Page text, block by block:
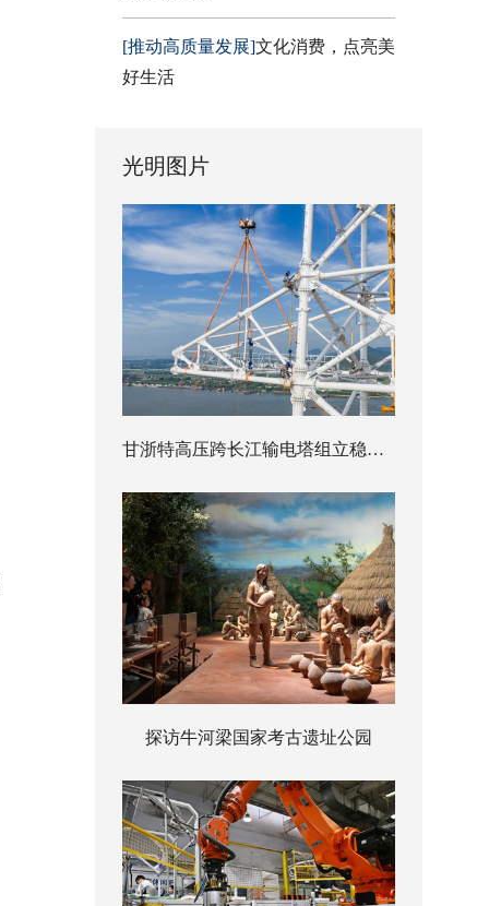
[推动高质量发展]文化消费，点亮美
好生活
光明图片
甘浙特高压跨长江输电塔组立稳步推进
探访牛河梁国家考古遗址公园